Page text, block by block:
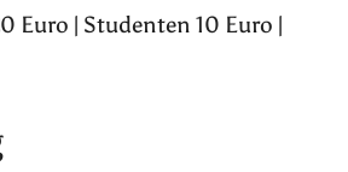
Euro | Studenten 10 Euro |